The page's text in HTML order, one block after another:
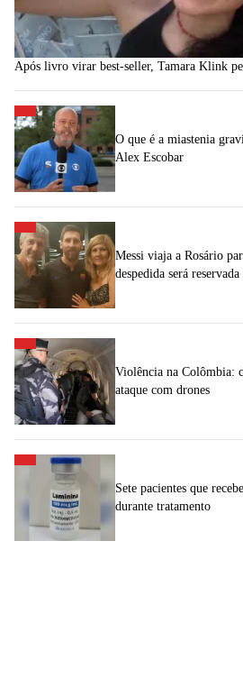
Após livro virar best-seller, Tamara Klink
O que é a miastenia
Alex Escobar
Messi viaja a Rosário
despedida será reservada
Violência na Colômbia:
ataque com drones
Sete pacientes que
durante tratamento